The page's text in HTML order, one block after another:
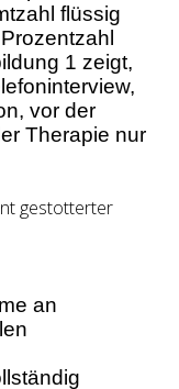
flüssig
1 zeigt,
vor der
Therapie nur
gestotterter
an